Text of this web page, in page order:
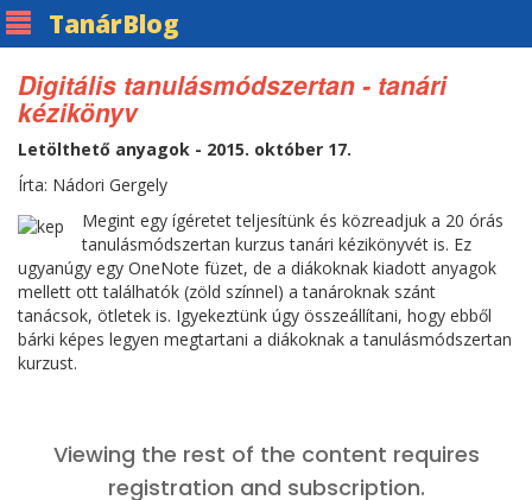
TanárBlog
Digitális tanulásmódszertan - tanári
kézikönyv
Letölthető anyagok - 2015. október 17.
Írta: Nádori Gergely
Megint egy ígéretet teljesítünk és közreadjuk a 20 órás
tanulásmódszertan kurzus tanári kézikönyvét is. Ez
ugyanúgy egy OneNote füzet, de a diákoknak kiadott anyagok
mellett ott találhatók (zöld színnel) a tanároknak szánt
tanácsok, ötletek is. Igyekeztünk úgy összeállítani, hogy ebből
bárki képes legyen megtartani a diákoknak a tanulásmódszertan
kurzust.